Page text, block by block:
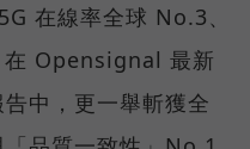
在線率全球 No.3、
在 Opensignal 最新
中，更一舉斬獲全